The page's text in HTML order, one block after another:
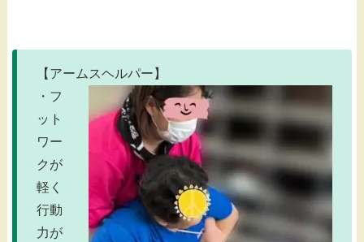
【アームスヘルパー】
・フ
ット
ワー
クが
軽く
行動
力が